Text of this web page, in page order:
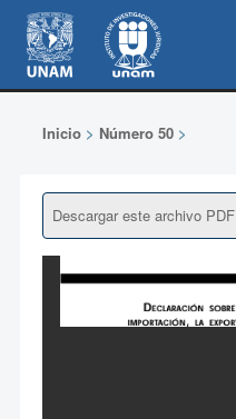
Inicio> Número 50>
Descargar este archivo PDF